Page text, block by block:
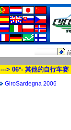
---> 06*- 其他的自行车赛
GiroSardegna 2006